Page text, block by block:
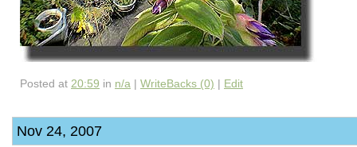
Posted at 20:59 in n/a | WriteBacks (0) | Edit
Nov 24, 2007